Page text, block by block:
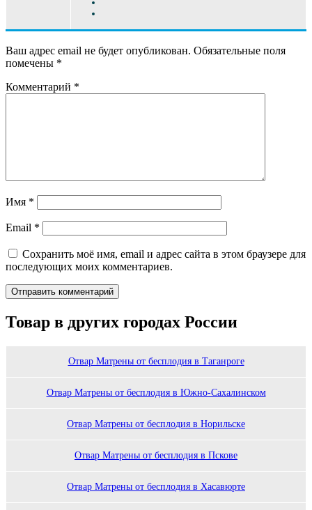
Ваш адрес email не будет опубликован. Обязательные поля
помечены *
Комментарий *
Имя *
Email *
Сохранить моё имя, email и адрес сайта в этом браузере для
последующих моих комментариев.
Товар в других городах России
Отвар Матрены от бесплодия в Таганроге
Отвар Матрены от бесплодия в Южно-Сахалинском
Отвар Матрены от бесплодия в Норильске
Отвар Матрены от бесплодия в Пскове
Отвар Матрены от бесплодия в Хасавюрте